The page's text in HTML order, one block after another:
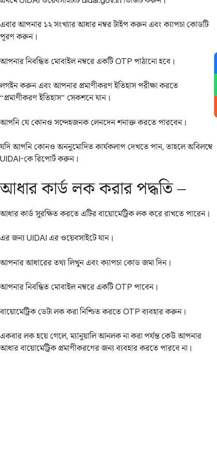
এবার আপনার ১২ সংখ্যার আধার নম্বর টাইপ করুন এবং ক্যাপচা কোডটি
পূরণ করুন।
আপনার নিবন্ধিত মোবাইল নম্বরে একটি OTP পাঠানো হবে।
লগইন করুন এবং আপনার প্রমাণীকরণ ইতিহাস পরীক্ষা করতে
“প্রমাণীকরণ ইতিহাস” সেকশনে যান।
আপনি যে কোনও সন্দেহজনক লেনদেন শনাক্ত করতে পারবেন।
যদি আপনি কোনও অননুমোদিত কার্যকলাপ দেখতে পান, তাহলে অবিলম্বে
UIDAI-কে রিপোর্ট করুন।
আধার কার্ড লক করার পদ্ধতি –
আধার কার্ড সুরক্ষিত করতে এটির বায়োমেট্রিক লক করে রাখতে পারেন।
এর জন্য UIDAI এর ওয়েবসাইটে যান।
আপনার আধারের তথ্য লিখুন এবং ক্যাপচা কোড জমা দিন।
আপনার নিবন্ধিত মোবাইল নম্বরে একটি OTP পাবেন।
বায়োমেট্রিক ডেটা লক করা নিশ্চিত করতে OTP ব্যবহার করুন।
একবার লক হয়ে গেলে, ম্যানুয়ালি আনলক না করা পর্যন্ত কেউ আপনার
আধার বায়োমেট্রিক প্রমাণীকরণের জন্য ব্যবহার করতে পারবে না।